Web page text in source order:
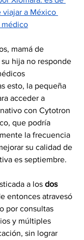
viajar a México
médico
mamá de
hija no responde
esto, la pequeña
acceder a
con Cytotron
, que podría
la frecuencia
su calidad de
es septiembre.
a los dos
entonces atravesó
por consultas
y múltiples
sin lograr